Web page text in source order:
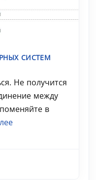
СИСТЕМ
Не получится
между
в